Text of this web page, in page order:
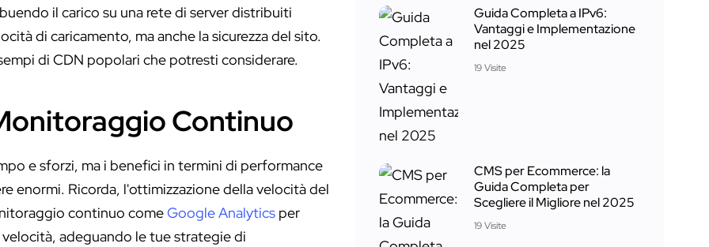
il carico su una rete di server distribuiti
di caricamento, ma anche la sicurezza del sito.
di CDN popolari che potresti considerare.
Continuo
e sforzi, ma i benefici in termini di performance
enormi. Ricorda, l'ottimizzazione della velocità del
continuo comeGoogle Analytics per
adeguando le tue strategie di
Guida Completa a IPv6:
Vantaggi e Implementazione
nel 2025
19 Visite
CMS per Ecommerce: la
Guida Completa per
Scegliere il Migliore nel 2025
19 Visite